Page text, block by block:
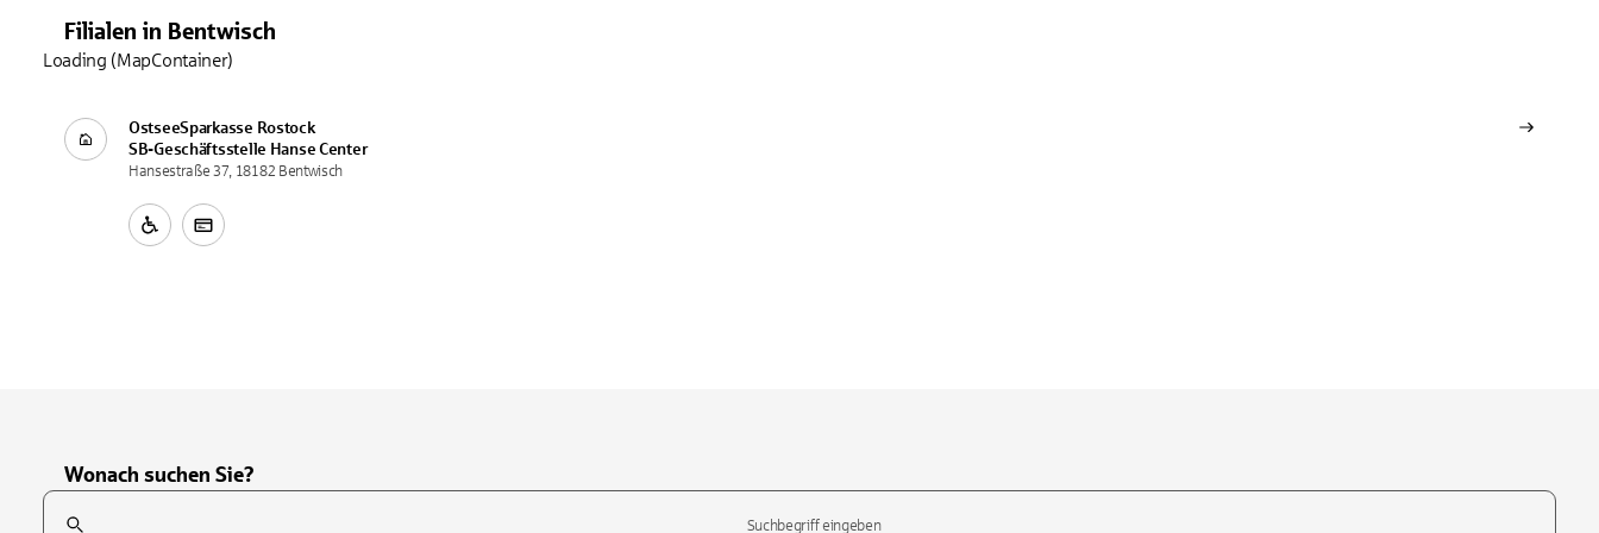
Filialen in Bentwisch
OstseeSparkasse Rostock
SB-Geschäftsstelle Hanse Center
Hansestraße 37, 18182 Bentwisch
Loading (MapContainer)
Wonach suchen Sie?
Suchfeld